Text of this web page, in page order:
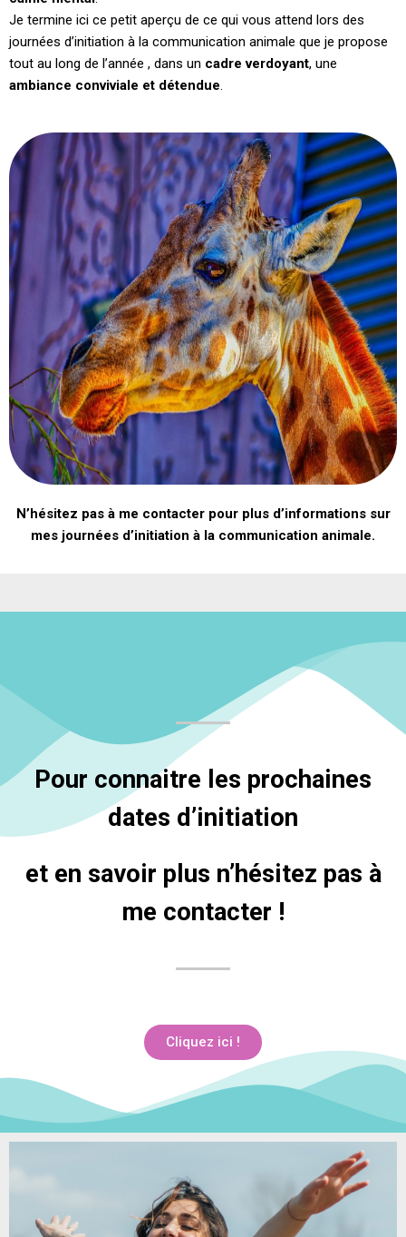
Je termine ici ce petit aperçu de ce qui vous attend lors des
journées d’initiation à la communication animale que je propose
tout au long de l’année , dans un cadre verdoyant, une
ambiance conviviale et détendue.
N’hésitez pas à me contacter pour plus d’informations sur
mes journées d’initiation à la communication animale.
Pour connaitre les prochaines
dates d’initiation
et en savoir plus n’hésitez pas à
me contacter !
Cliquez ici !